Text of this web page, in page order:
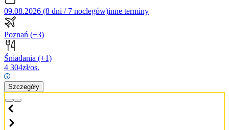
09.08.2026 (8 dni / 7 noclegów)inne terminy
Poznań (+3)
Śniadania (+1)
4 304zł/os.
Szczegóły